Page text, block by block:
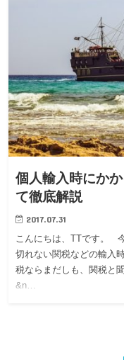
個人輸入時にか
て徹底解説
2017.07.31
こんにちは、TTです。
切れない関税などの輸入
税ならまだしも、関税と
&n…